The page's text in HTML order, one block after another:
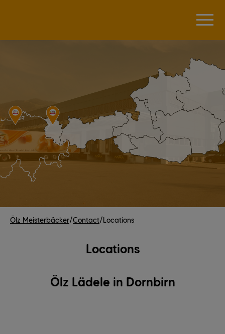
Ölz Meisterbäcker/Contact/Locations
Locations
Ölz Lädele in Dornbirn